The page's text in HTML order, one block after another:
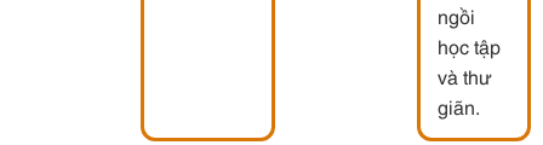
ngồi
học tập
và thư
giãn.